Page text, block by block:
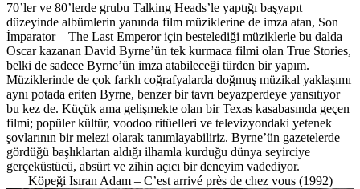
70’ler ve 80’lerde grubu Talking Heads’le yaptığı başyapıt
düzeyinde albümlerin yanında film müziklerine de imza atan, Son
İmparator – The Last Emperor için bestelediği müziklerle bu dalda
Oscar kazanan David Byrne’ün tek kurmaca filmi olan True Stories,
belki de sadece Byrne’ün imza atabileceği türden bir yapım.
Müziklerinde de çok farklı coğrafyalarda doğmuş müzikal yaklaşımı
aynı potada eriten Byrne, benzer bir tavrı beyazperdeye yansıtıyor
bu kez de. Küçük ama gelişmekte olan bir Texas kasabasında geçen
filmi; popüler kültür, voodoo ritüelleri ve televizyondaki yetenek
şovlarının bir melezi olarak tanımlayabiliriz. Byrne’ün gazetelerde
gördüğü başlıklartan aldığı ilhamla kurduğu dünya seyirciye
gerçeküstücü, absürt ve zihin açıcı bir deneyim vadediyor.
Köpeği Isıran Adam – C’est arrivé près de chez vous (1992)